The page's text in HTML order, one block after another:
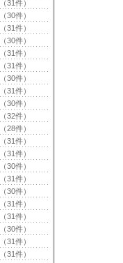
（31件）
（30件）
（31件）
（30件）
（31件）
（31件）
（30件）
（31件）
（30件）
（32件）
（28件）
（31件）
（31件）
（30件）
（31件）
（30件）
（31件）
（31件）
（30件）
（31件）
（31件）